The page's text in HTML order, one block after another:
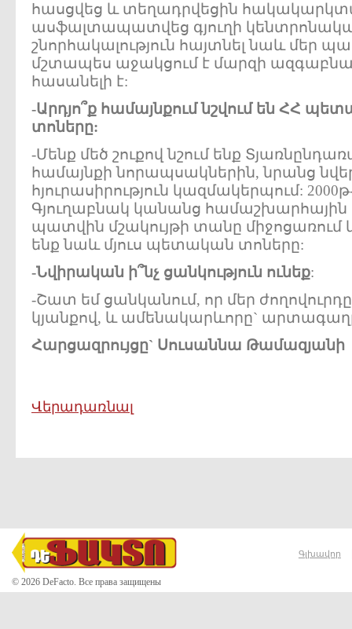
հասցվեց և տեղադրվեցին
ասֆալտապատվեց գյուղի
շնորհակալություն հայտնել նաև մեր
մշտապես աջակցում է մարզի
հասանելի է:
-Արդյո՞ք համայնքում նշվում են ՀՀ
տոները:
-Մենք մեծ շուքով նշում ենք
համայնքի նորապսակներին, նրանց
հյուրասիրություն կազմակերպում:
Գյուղաբնակ կանանց համաշխարհային
պատվին մշակույթի տանը միջոցառում
ենք նաև մյուս պետական տոները:
-Նվիրական ի՞նչ ցանկություն ունեք:
-Շատ եմ ցանկանում, որ մեր
կյանքով, և ամենակարևորը` արտագաղթ
Հարցազրույցը` Սուսաննա Թամազյանի
Վերադառնալ
© 2026 DeFacto. Все права защищены
Գլխավոր